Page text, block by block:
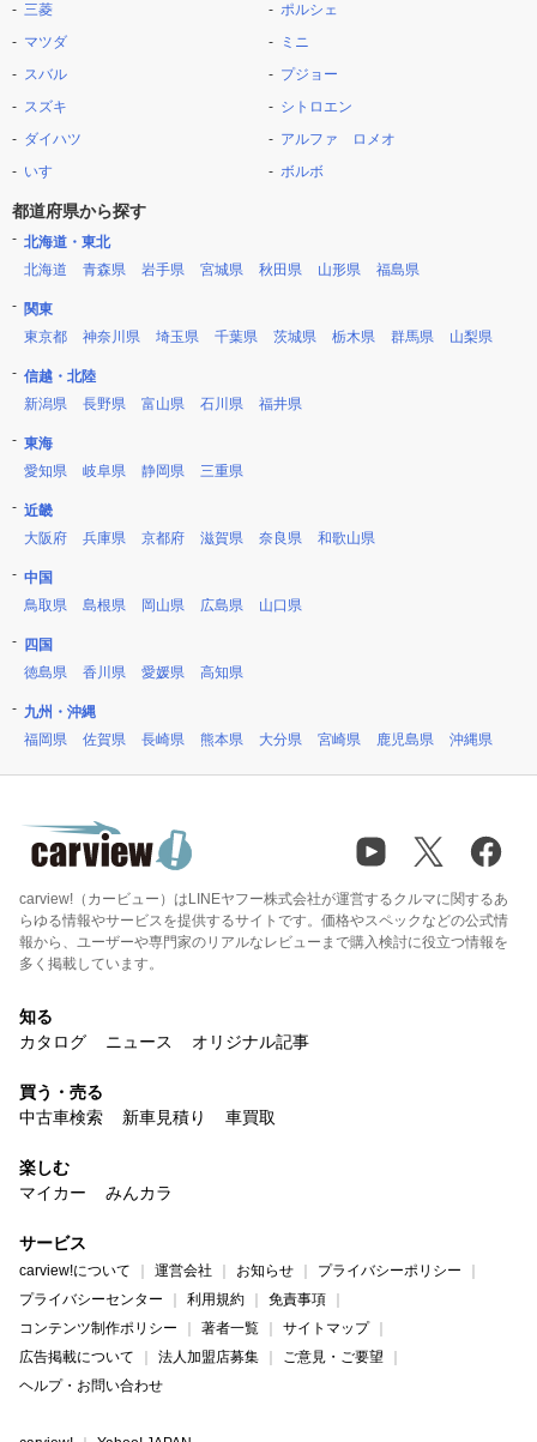
三菱
マツダ
スバル
スズキ
ダイハツ
いすゞ
ポルシェ
ミニ
プジョー
シトロエン
アルファ ロメオ
ボルボ
都道府県から探す
北海道・東北
北海道
青森県 岩手県 宮城県 秋田県 山形県 福島県
関東
東京都
神奈川県 埼玉県 千葉県 茨城県 栃木県 群馬県 山梨県
信越・北陸
新潟県
長野県 富山県 石川県 福井県
東海
愛知県
岐阜県 静岡県 三重県
近畿
大阪府
兵庫県 京都府 滋賀県 奈良県 和歌山県
中国
鳥取県
島根県 岡山県 広島県 山口県
四国
徳島県
香川県 愛媛県 高知県
九州・沖縄
福岡県
佐賀県 長崎県 熊本県 大分県 宮崎県 鹿児島県 沖縄県
carview!（カービュー）はLINEヤフー株式会社が運営するクルマに関するあ
らゆる情報やサービスを提供するサイトです。価格やスペックなどの公式情
報から、ユーザーや専門家のリアルなレビューまで購入検討に役立つ情報を
多く掲載しています。
知る
カタログ
ニュース オリジナル記事
買う・売る
中古車検索
新車見積り 車買取
楽しむ
マイカー
みんカラ
サービス
carview!について 運営会社 お知らせ
プライバシーポリシー
プライバシーセンター
利用規約
免責事項
コンテンツ制作ポリシー
著者一覧
サイトマップ
広告掲載について
法人加盟店募集
ご意見・ご要望
ヘルプ・お問い合わせ